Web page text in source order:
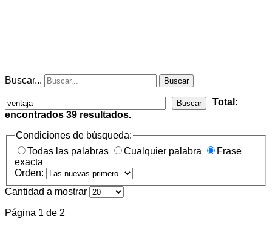
Buscar... Buscar
Buscar
Total:
encontrados 39 resultados.
Condiciones de búsqueda:
Todas las palabras
Cualquier palabra
Frase
exacta
Orden:
Cantidad a mostrar
Página 1 de 2